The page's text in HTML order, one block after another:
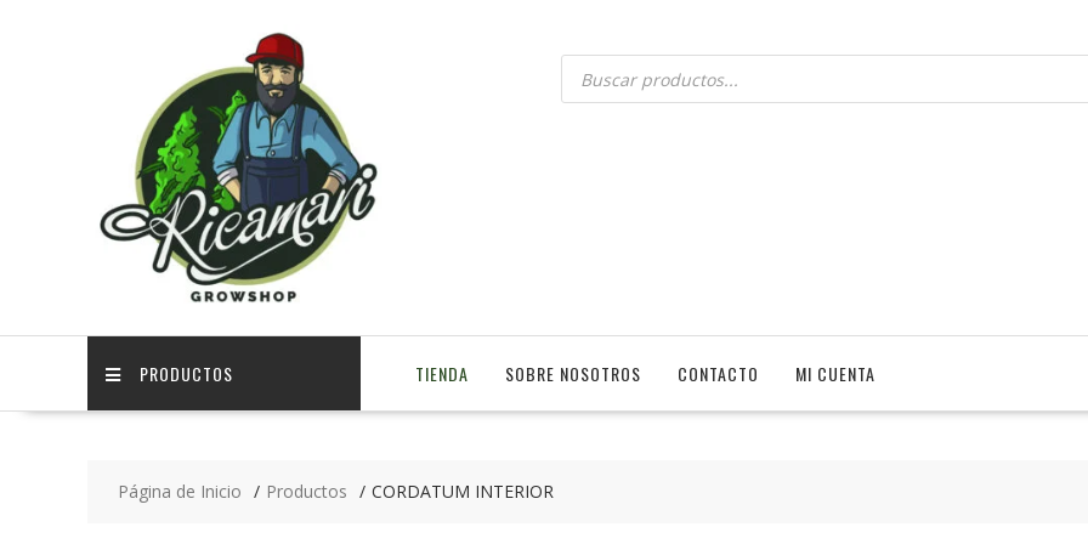
PRODUCTOS TIENDA SOBRE NOSOTROS CONTACTO MI CUENTA
Página de Inicio Productos CORDATUM INTERIOR